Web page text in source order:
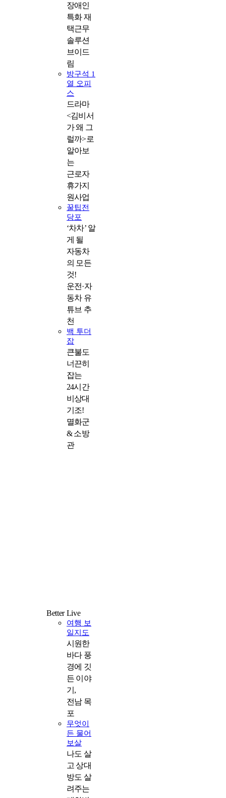
장애인
특화 재
택근무
솔루션
브이드
림
방구석 1
열 오피
스
드라마
<김비서
가 왜 그
럴까>로
알아보
는
근로자
휴가지
원사업
꿀팁전
당포
‘차차’ 알
게 될
자동차
의 모든
것!
운전·자
동차 유
튜브 추
천
백 투더
잡
큰불도
너끈히
잡는
24시간
비상대
기조!
멸화군
& 소방
관
Better Live
여행 보
일지도
시원한
바다 풍
경에 깃
든 이야
기,
전남 목
포
무엇이
든 물어
보살
나도 살
고 상대
방도 살
려주는